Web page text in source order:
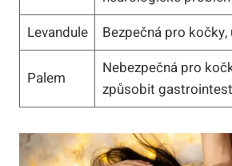
Levandule
Bezpečná pro
Palem
Nebezpečná pro
způsobit